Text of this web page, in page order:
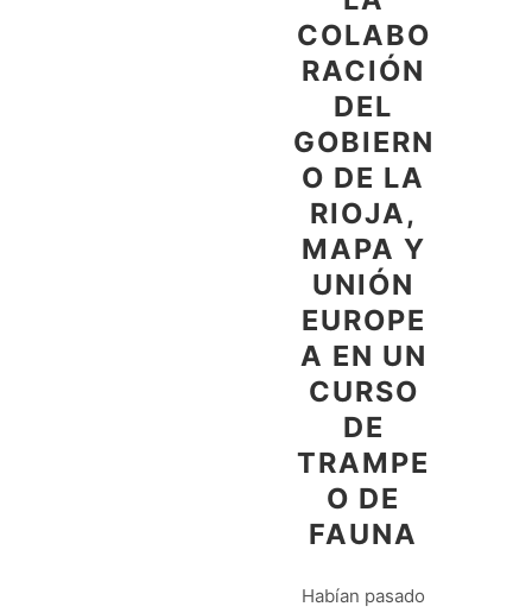
COLABO
RACIÓN
DEL
GOBIERN
O DE LA
RIOJA,
MAPA Y
UNIÓN
EUROPE
A EN UN
CURSO
DE
TRAMPE
O DE
FAUNA
Habían pasado